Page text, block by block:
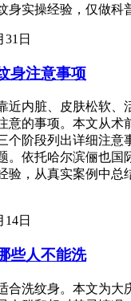
身实操经验，仅做科
31日
身注意事项
近内脏、皮肤松软、
意的事项。本文从术
个阶段列出详细注意
。依托哈尔滨俪也国
验，从真实案例中总
14日
些人不能洗
合洗纹身。本文为大